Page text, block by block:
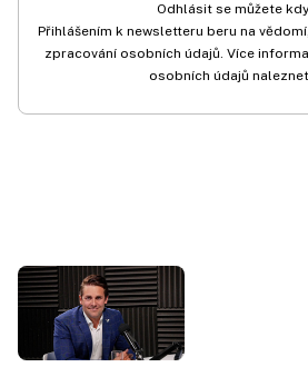
Odhlásit se můžete
Přihlášením k newsletteru beru na
zpracování osobních údajů. Více
osobních údajů